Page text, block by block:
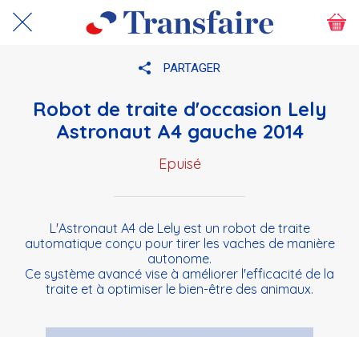
PARTAGER
Robot de traite d'occasion Lely
Astronaut A4 gauche 2014
Epuisé
L'Astronaut A4 de Lely est un robot de traite
automatique conçu pour tirer les vaches de manière
autonome.
Ce système avancé vise à améliorer l'efficacité de la
traite et à optimiser le bien-être des animaux.